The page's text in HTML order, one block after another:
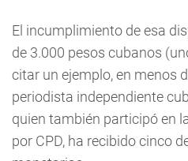
El incumplimiento de esa
de 3.000 pesos cubanos
citar un ejemplo, en menos
periodista independiente
quien también participó en
por CPD, ha recibido cinco